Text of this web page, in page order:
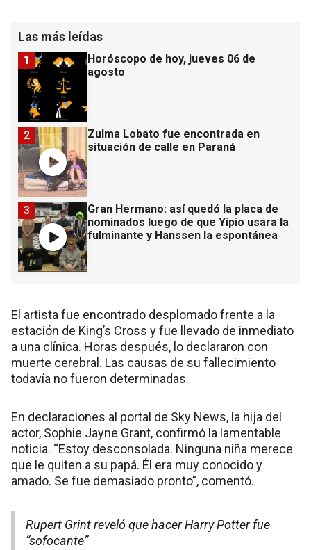
Las más leídas
Horóscopo de hoy, jueves 06 de
agosto
1
Zulma Lobato fue encontrada en
situación de calle en Paraná
2
Gran Hermano: así quedó la placa de
nominados luego de que Yipio usara la
fulminante y Hanssen la espontánea
3
El artista fue encontrado desplomado frente a la
estación de King’s Cross y fue llevado de inmediato
a una clínica. Horas después, lo declararon con
muerte cerebral. Las causas de su fallecimiento
todavía no fueron determinadas.
En declaraciones al portal de Sky News, la hija del
actor, Sophie Jayne Grant, confirmó la lamentable
noticia. “Estoy desconsolada. Ninguna niña merece
que le quiten a su papá. Él era muy conocido y
amado. Se fue demasiado pronto”, comentó.
Rupert Grint reveló que hacer Harry Potter fue
“sofocante”